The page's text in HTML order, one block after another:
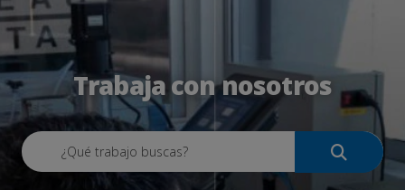
Trabaja con nosotros